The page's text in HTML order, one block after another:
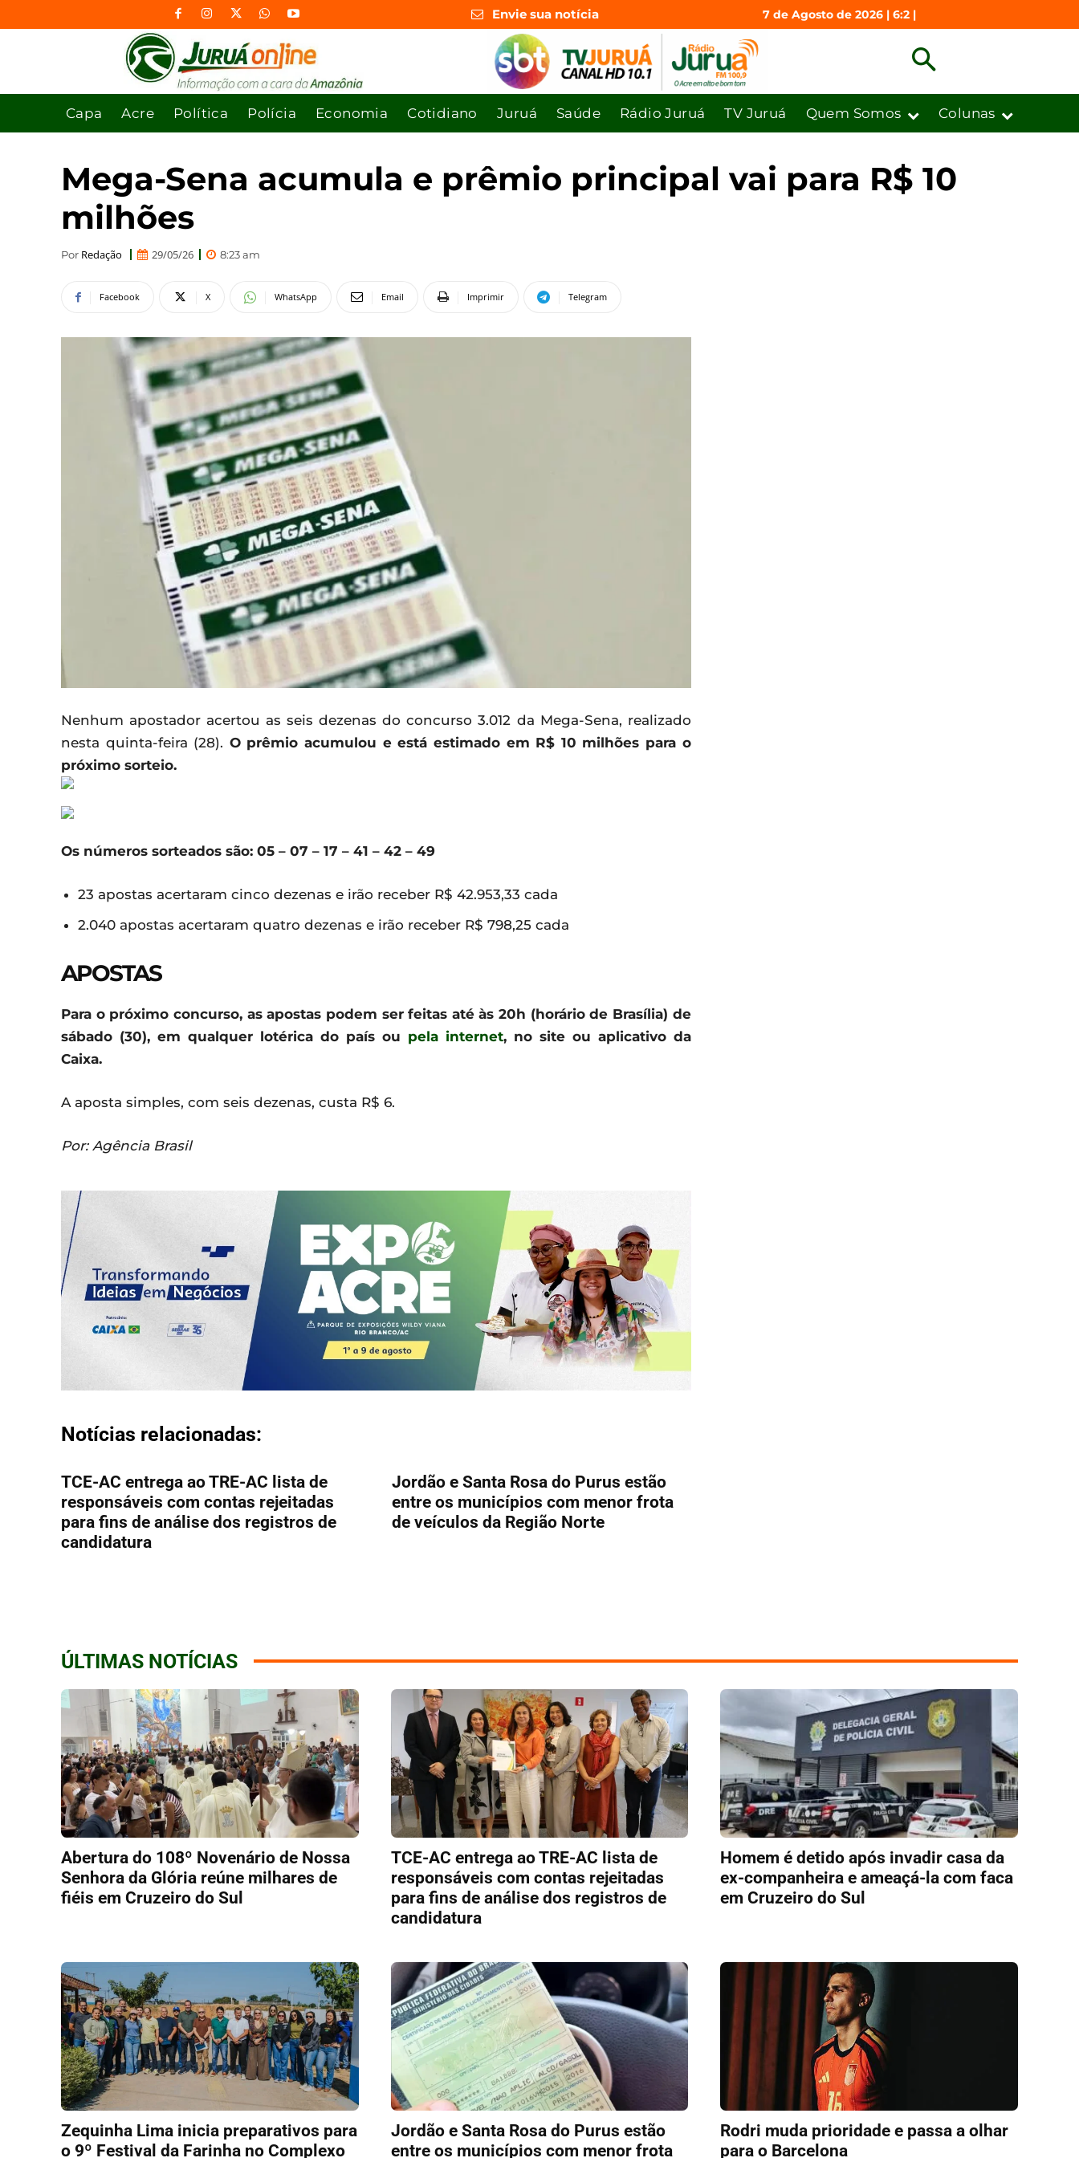
Envie sua notícia 7 de Agosto de 2026 | 6:2 |
Capa Acre Política Polícia Economia Cotidiano Juruá Saúde Rádio Juruá TV Juruá Quem Somos Colunas
Mega-Sena acumula e prêmio principal vai para R$ 10
milhões
Por Redação 29/05/26 8:23 am
Facebook X WhatsApp Email Imprimir Telegram
Nenhum apostador acertou as seis dezenas do concurso 3.012 da Mega-Sena, realizado
nesta quinta-feira (28). O prêmio acumulou e está estimado em R$ 10 milhões para o
próximo sorteio.
Os números sorteados são: 05 – 07 – 17 – 41 – 42 – 49
23 apostas acertaram cinco dezenas e irão receber R$ 42.953,33 cada
2.040 apostas acertaram quatro dezenas e irão receber R$ 798,25 cada
APOSTAS
Para o próximo concurso, as apostas podem ser feitas até às 20h (horário de Brasília) de
sábado (30), em qualquer lotérica do país ou pela internet, no site ou aplicativo da
Caixa.
A aposta simples, com seis dezenas, custa R$ 6.
Por: Agência Brasil
Notícias relacionadas:
TCE-AC entrega ao TRE-AC lista de
responsáveis com contas rejeitadas
para fins de análise dos registros de
candidatura
Jordão e Santa Rosa do Purus estão
entre os municípios com menor frota
de veículos da Região Norte
ÚLTIMAS NOTÍCIAS
Abertura do 108º Novenário de Nossa
Senhora da Glória reúne milhares de
fiéis em Cruzeiro do Sul
TCE-AC entrega ao TRE-AC lista de
responsáveis com contas rejeitadas
para fins de análise dos registros de
candidatura
Homem é detido após invadir casa da
ex-companheira e ameaçá-la com faca
em Cruzeiro do Sul
Zequinha Lima inicia preparativos para
o 9º Festival da Farinha no Complexo
Jordão e Santa Rosa do Purus estão
entre os municípios com menor frota
Rodri muda prioridade e passa a olhar
para o Barcelona